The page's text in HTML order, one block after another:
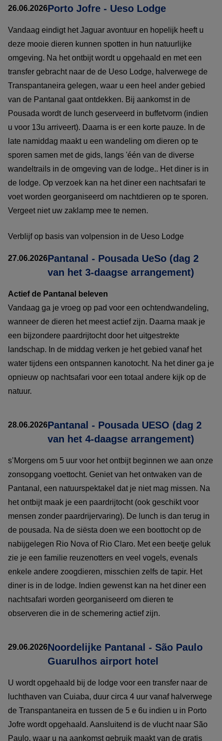
26.06.2026Porto Jofre - Ueso Lodge
Vandaag eindigt het Jaguar avontuur en hopelijk heeft u
deze mooie dieren kunnen spotten in hun natuurlijke
omgeving. Na het ontbijt wordt u opgehaald en met een
transfer gebracht naar de de Ueso Lodge, halverwege de
Transpantaneira gelegen, waar u een heel ander gebied
van de Pantanal gaat ontdekken. Bij aankomst in de
Pousada wordt de lunch geserveerd in buffetvorm (indien
u voor 13u arriveert). Daarna is er een korte pauze. In de
late namiddag maakt u een wandeling om dieren op te
sporen samen met de gids, langs 'één van de diverse
wandeltrails in de omgeving van de lodge.. Het diner is in
de lodge. Op verzoek kan na het diner een nachtsafari te
voet worden georganiseerd om nachtdieren op te sporen.
Vergeet niet uw zaklamp mee te nemen.
Verblijf op basis van volpension in de Ueso Lodge
27.06.2026Pantanal - Pousada UeSo (dag 2
van het 3-daagse arrangement)
Actief de Pantanal beleven
Vandaag ga je vroeg op pad voor een ochtendwandeling,
wanneer de dieren het meest actief zijn. Daarna maak je
een bijzondere paardrijtocht door het uitgestrekte
landschap. In de middag verken je het gebied vanaf het
water tijdens een ontspannen kanotocht. Na het diner ga je
opnieuw op nachtsafari voor een totaal andere kijk op de
natuur.
28.06.2026Pantanal - Pousada UESO (dag 2
van het 4-daagse arrangement)
s’Morgens om 5 uur voor het ontbijt beginnen we aan onze
zonsopgang voettocht. Geniet van het ontwaken van de
Pantanal, een natuurspektakel dat je niet mag missen. Na
het ontbijt maak je een paardrijtocht (ook geschikt voor
mensen zonder paardrijervaring). De lunch is dan terug in
de pousada. Na de siësta doen we een boottocht op de
nabijgelegen Rio Nova of Rio Claro. Met een beetje geluk
zie je een familie reuzenotters en veel vogels, evenals
enkele andere zoogdieren, misschien zelfs de tapir. Het
diner is in de lodge. Indien gewenst kan na het diner een
nachtsafari worden georganiseerd om dieren te
observeren die in de schemering actief zijn.
29.06.2026Noordelijke Pantanal - São Paulo
Guarulhos airport hotel
U wordt opgehaald bij de lodge voor een transfer naar de
luchthaven van Cuiaba, duur circa 4 uur vanaf halverwege
de Transpantaneira en tussen de 5 e 6u indien u in Porto
Jofre wordt opgehaald. Aansluitend is de vlucht naar São
Paulo, waar u na aankomst gebruik maakt van de gratis